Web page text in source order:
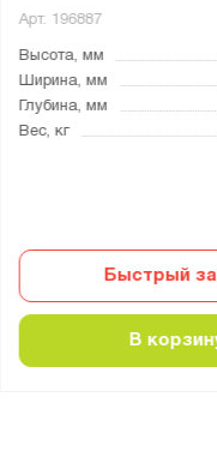
Арт. 196887
Высота, мм
Ширина, мм
Глубина, мм
Вес, кг
Быстрый
В